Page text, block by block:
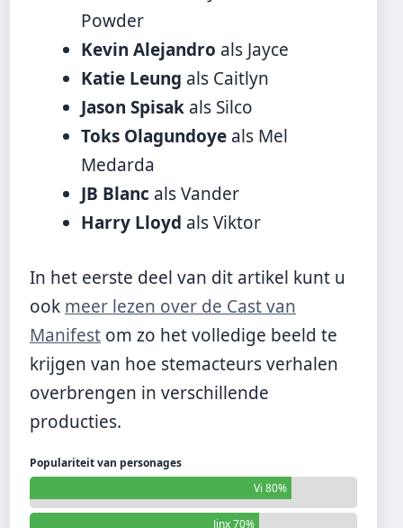
Powder
Kevin Alejandro als Jayce
Katie Leung als Caitlyn
Jason Spisak als Silco
Toks Olagundoye als Mel
Medarda
JB Blanc als Vander
Harry Lloyd als Viktor
In het eerste deel van dit artikel kunt u
ook meer lezen over de Cast van
Manifest om zo het volledige beeld te
krijgen van hoe stemacteurs verhalen
overbrengen in verschillende
producties.
Populariteit van personages
Vi 80%
Jinx 70%